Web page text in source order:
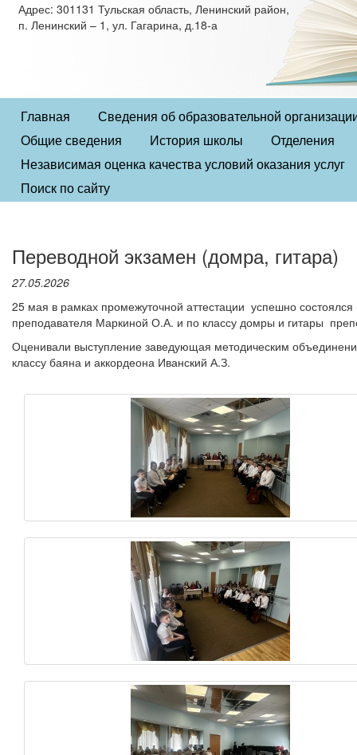
Адрес: 301131 Тульская область, Ленинский район,
п. Ленинский – 1, ул. Гагарина, д.18-а
Главная
Сведения об образовательной
Общие сведения
История школы
Отделения
Независимая оценка качества условий оказания услуг
Поиск по сайту
Переводной экзамен (домра, гитара)
27.05.2026
25 мая в рамках промежуточной аттестации успешно
преподавателя Маркиной О.А. и по классу домры и гитары
Оценивали выступление заведующая методическим
классу баяна и аккордеона Иванский А.З.